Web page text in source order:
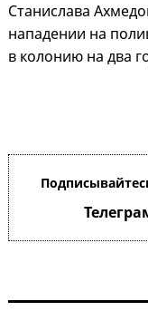
Станислава
нападении на
в колонию на два